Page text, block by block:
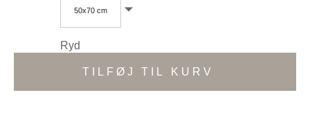
50x70 cm
Ryd
TILFØJ TIL KURV